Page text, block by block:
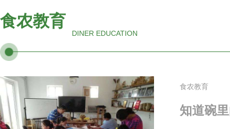
食农教育
DINER EDUCATION
食农教育
知道碗